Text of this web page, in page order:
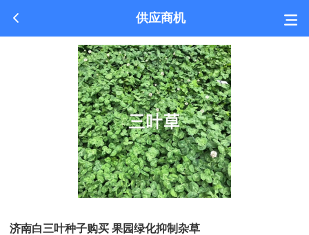
供应商机
济南白三叶种子购买 果园绿化抑制杂草